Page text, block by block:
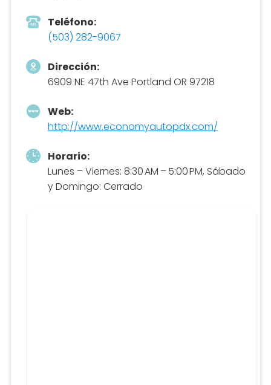
Teléfono:
(503) 282-9067
Dirección:
6909 NE 47th Ave Portland OR 97218
Web:
http://www.economyautopdx.com/
Horario:
Lunes – Viernes: 8:30 AM – 5:00 PM, Sábado
y Domingo: Cerrado